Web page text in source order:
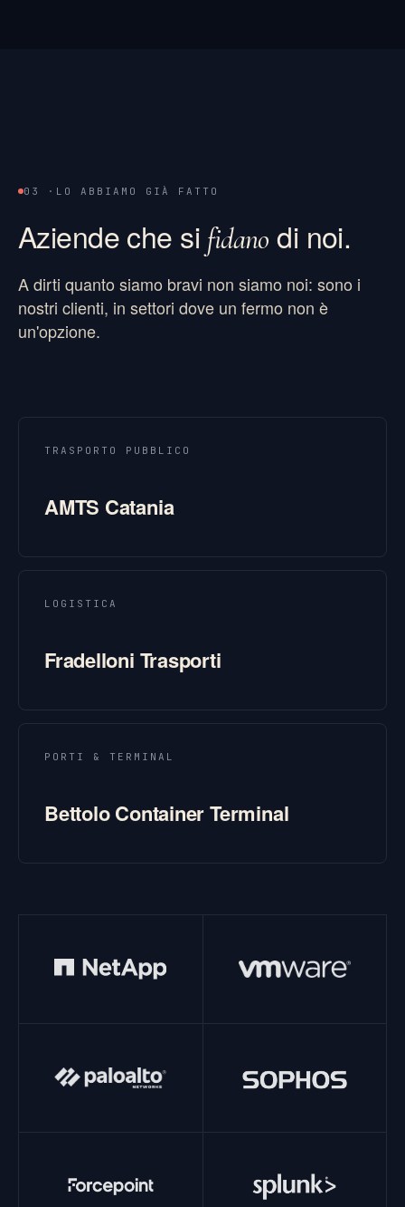
03 · LO ABBIAMO GIÀ FATTO
Aziende che si fidano di noi.
A dirti quanto siamo bravi non siamo noi: sono i
nostri clienti, in settori dove un fermo non è
un'opzione.
TRASPORTO PUBBLICO
AMTS Catania
LOGISTICA
Fradelloni Trasporti
PORTI & TERMINAL
Bettolo Container Terminal